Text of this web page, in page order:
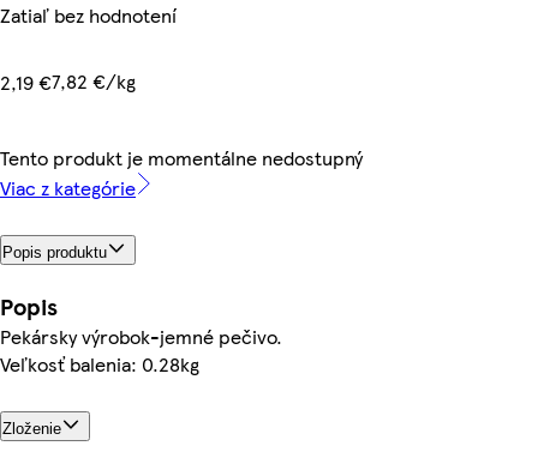
Zatiaľ bez hodnotení
2,19 €7,82 €/kg
Tento produkt je momentálne nedostupný
Viac z kategórie
Popis produktu
Popis
Pekársky výrobok-jemné pečivo.
Veľkosť balenia: 0.28kg
Zloženie